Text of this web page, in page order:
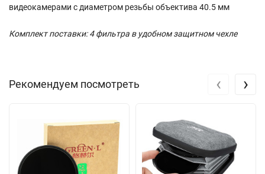
видеокамерами с диаметром резьбы объектива 40.5 мм
Комплект поставки: 4 фильтра в удобном защитном чехле
Рекомендуем посмотреть ‹ ›